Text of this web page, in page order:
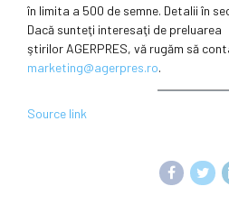
în limita a 500 de semne. Detalii în
Dacă sunteţi interesaţi de preluarea
ştirilor AGERPRES, vă rugăm să
marketing@agerpres.ro.
Source link